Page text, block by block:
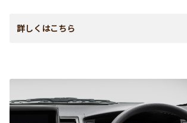
詳しくはこちら